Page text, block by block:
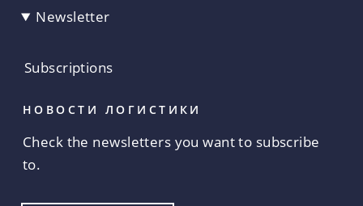
Newsletter
Subscriptions
НОВОСТИ ЛОГИСТИКИ
Check the newsletters you want to subscribe
to.